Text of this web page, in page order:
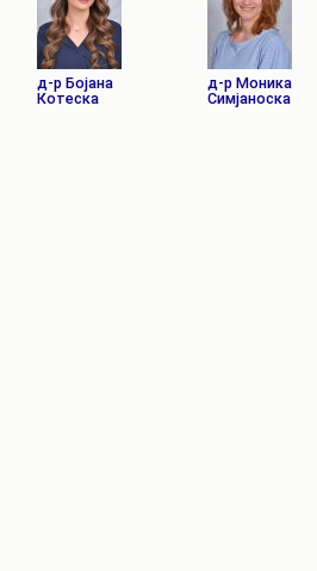
д-р Бојана
Котеска
д-р Моника
Симјаноска